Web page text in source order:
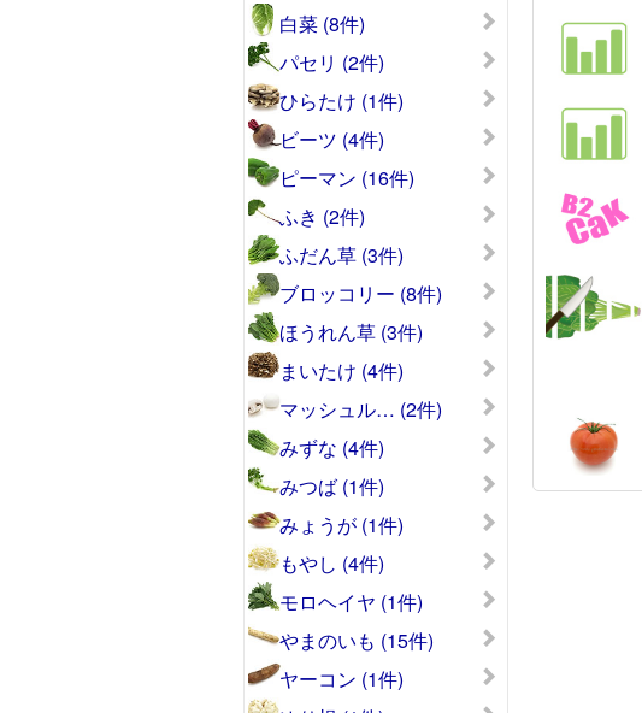
白菜 (8件)
パセリ (2件)
ひらたけ (1件)
ビーツ (4件)
ピーマン (16件)
ふき (2件)
ふだん草 (3件)
ブロッコリー (8件)
ほうれん草 (3件)
まいたけ (4件)
マッシュル… (2件)
みずな (4件)
みつば (1件)
みょうが (1件)
もやし (4件)
モロヘイヤ (1件)
やまのいも (15件)
ヤーコン (1件)